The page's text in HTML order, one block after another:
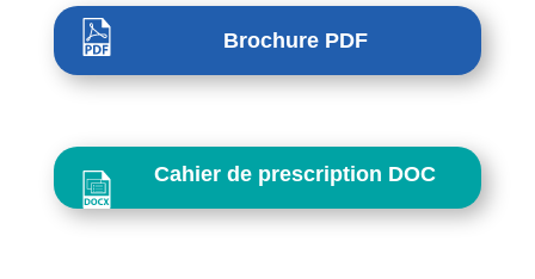
Brochure PDF
Cahier de prescription DOC